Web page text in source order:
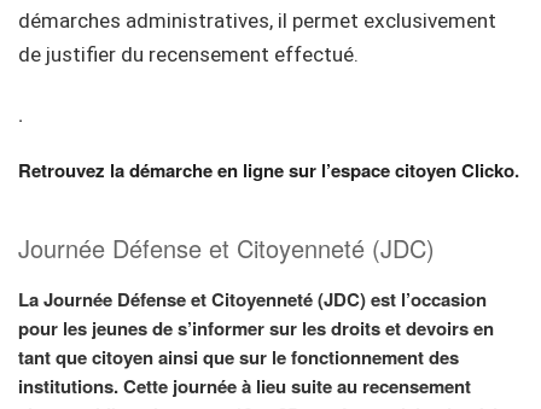
démarches administratives, il permet exclusivement
de justifier du recensement effectué.
.
Retrouvez la démarche en ligne sur l’espace citoyen Clicko.
Journée Défense et Citoyenneté (JDC)
La Journée Défense et Citoyenneté (JDC) est l’occasion
pour les jeunes de s’informer sur les droits et devoirs en
tant que citoyen ainsi que sur le fonctionnement des
institutions. Cette journée à lieu suite au recensement